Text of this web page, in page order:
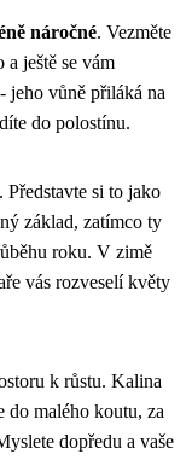
náročné. Vezměte
ještě se vám
jeho vůně přiláká na
do polostínu.
si to jako
základ, zatímco ty
roku. V zimě
vás rozveselí květy
k růstu. Kalina
do malého koutu, za
dopředu a vaše